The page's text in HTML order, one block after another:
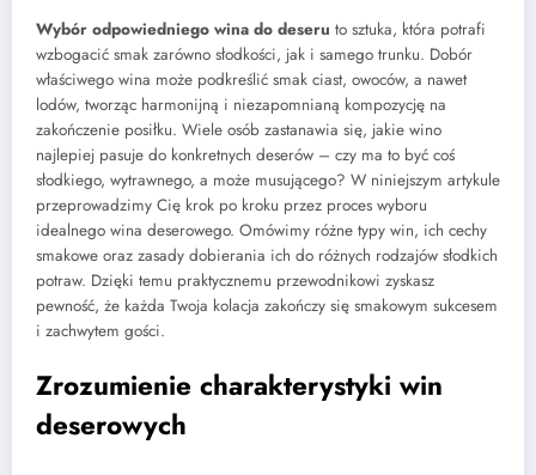
Wybór odpowiedniego wina do deseru to sztuka, która potrafi
wzbogacić smak zarówno słodkości, jak i samego trunku. Dobór
właściwego wina może podkreślić smak ciast, owoców, a nawet
lodów, tworząc harmonijną i niezapomnianą kompozycję na
zakończenie posiłku. Wiele osób zastanawia się, jakie wino
najlepiej pasuje do konkretnych deserów – czy ma to być coś
słodkiego, wytrawnego, a może musującego? W niniejszym artykule
przeprowadzimy Cię krok po kroku przez proces wyboru
idealnego wina deserowego. Omówimy różne typy win, ich cechy
smakowe oraz zasady dobierania ich do różnych rodzajów słodkich
potraw. Dzięki temu praktycznemu przewodnikowi zyskasz
pewność, że każda Twoja kolacja zakończy się smakowym sukcesem
i zachwytem gości.
Zrozumienie charakterystyki win
deserowych